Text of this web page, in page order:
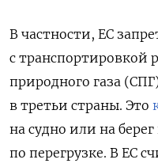
В частности, ЕС
с транспортировкой
природного газа
в третьи страны. Это
на судно или на
по перегрузке. В ЕС